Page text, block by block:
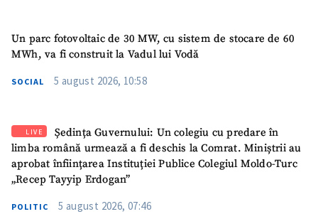
Un parc fotovoltaic de 30 MW, cu sistem de stocare de 60
MWh, va fi construit la Vadul lui Vodă
SOCIAL 5 august 2026, 10:58
LIVE
Ședința Guvernului: Un colegiu cu predare în
limba română urmează a fi deschis la Comrat. Miniștrii au
aprobat înființarea Instituției Publice Colegiul Moldo-Turc
„Recep Tayyip Erdogan”
POLITIC 5 august 2026, 07:46